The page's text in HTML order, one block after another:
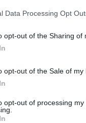
Data Processing Opt
opt-out of the Sharing of
opt-out of the Sale of my
opt-out of processing
die Ufer des